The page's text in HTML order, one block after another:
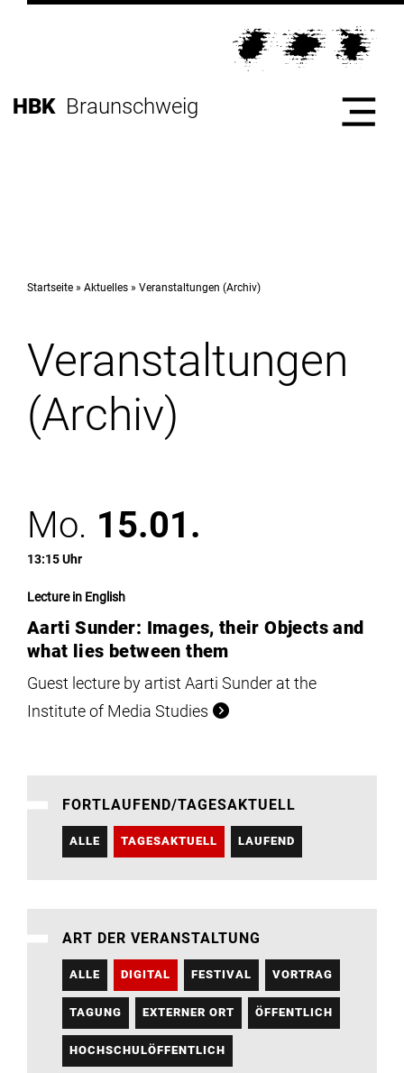
Inhalt
zur
Direkt
HBK Braunschweig
Hochschule
Studium
Institute
Infrastruktur
Aktuelles
meinstudium
Startseite Aktuelles Veranstaltungen (Archiv)
Veranstaltungen
(Archiv)
Mo. 15.01.
13:15 Uhr
Lecture in English
Aarti Sunder: Images, their Objects and
what lies between them
Guest lecture by artist Aarti Sunder at the
Institute of Media Studies
FORTLAUFEND/TAGESAKTUELL
ALLE TAGESAKTUELL LAUFEND
ART DER VERANSTALTUNG
ALLE DIGITAL FESTIVAL VORTRAG
TAGUNG EXTERNER ORT ÖFFENTLICH
HOCHSCHULÖFFENTLICH